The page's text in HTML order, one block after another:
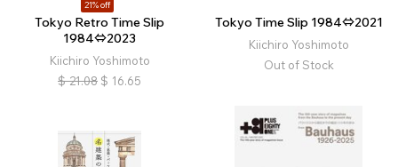
21% off
Tokyo Retro Time Slip
1984⇔2023
Kiichiro Yoshimoto
$ 21.08 $ 16.65
Tokyo Time Slip 1984⇔2021
Kiichiro Yoshimoto
Out of Stock